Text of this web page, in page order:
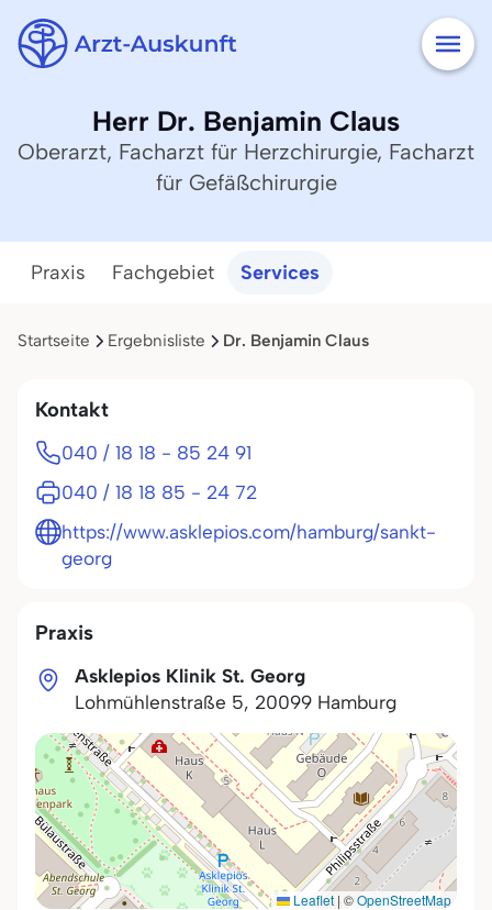
Herr Dr. Benjamin Claus
Oberarzt, Facharzt für Herzchirurgie, Facharzt
für Gefäßchirurgie
Praxis Fachgebiet Services
Startseite Ergebnisliste Dr. Benjamin Claus
Praxis
Asklepios Klinik St. Georg
Lohmühlenstraße 5, 20099 Hamburg
Leaflet |©OpenStreetMap
Kontakt
040 / 18 18 - 85 24 91
040 / 18 18 85 - 24 72
https://www.asklepios.com/hamburg/sankt-
georg